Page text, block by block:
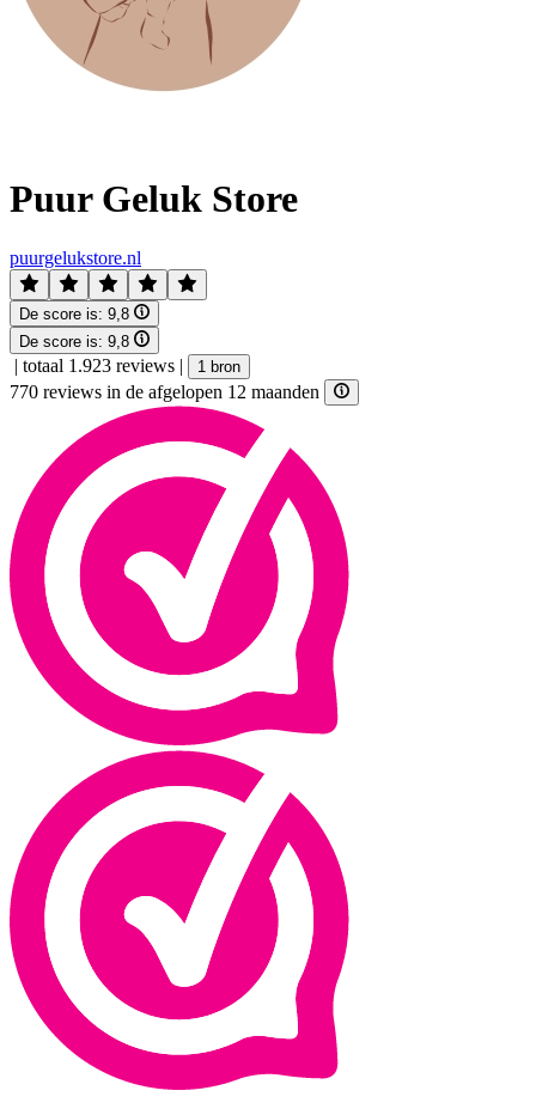
Puur Geluk Store
puurgelukstore.nl
De score is: 9,8
De score is: 9,8
| totaal 1.923 reviews | 1 bron
770 reviews in de afgelopen 12 maanden